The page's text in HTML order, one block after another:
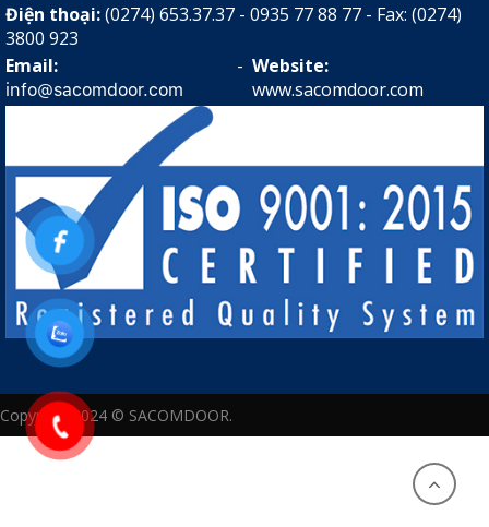
Điện thoại:(0274) 653.37.37 - 0935 77 88 77 - Fax: (0274)
3800 923
Email:
info@sacomdoor.com
- Website:
www.sacomdoor.com
Copyright 2024 © SACOMDOOR.